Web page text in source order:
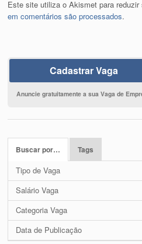
Este site utiliza o Akismet para
em comentários são processados.
Cadastrar Vaga
Anuncie gratuitamente a sua Vaga de
Buscar por… Tags
Tipo de Vaga
Salário Vaga
Categoria Vaga
Data de Publicação